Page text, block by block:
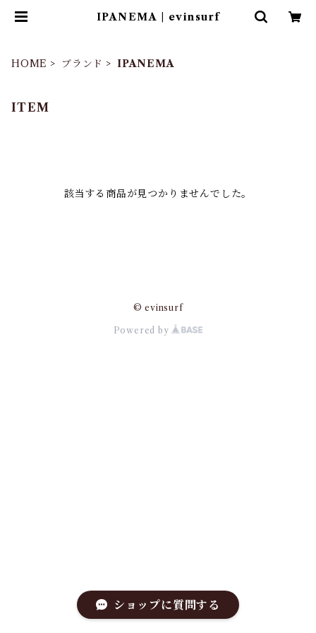
IPANEMA | evinsurf
HOME ブランド IPANEMA
ITEM
該当する商品が見つかりませんでした。
© evinsurf
Powered by
ショップに質問する